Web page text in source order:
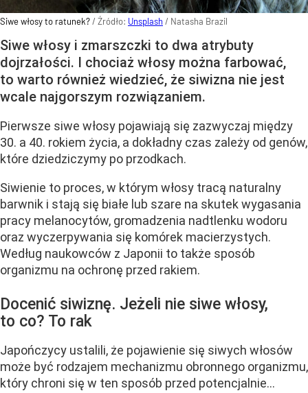
Siwe włosy to ratunek?/ Źródło: Unsplash / Natasha Brazil
Siwe włosy i zmarszczki to dwa atrybuty
dojrzałości. I chociaż włosy można farbować,
to warto również wiedzieć, że siwizna nie jest
wcale najgorszym rozwiązaniem.
Pierwsze siwe włosy pojawiają się zazwyczaj między
30. a 40. rokiem życia, a dokładny czas zależy od genów,
które dziedziczymy po przodkach.
Siwienie to proces, w którym włosy tracą naturalny
barwnik i stają się białe lub szare na skutek wygasania
pracy melanocytów, gromadzenia nadtlenku wodoru
oraz wyczerpywania się komórek macierzystych.
Według naukowców z Japonii to także sposób
organizmu na ochronę przed rakiem.
Docenić siwiznę. Jeżeli nie siwe włosy,
to co? To rak
Japończycy ustalili, że pojawienie się siwych włosów
może być rodzajem mechanizmu obronnego organizmu,
który chroni się w ten sposób przed potencjalnie...